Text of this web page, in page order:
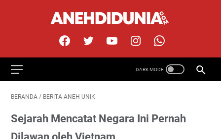
BERANDA / BERITA ANEH UNIK
Sejarah Mencatat Negara Ini Pernah